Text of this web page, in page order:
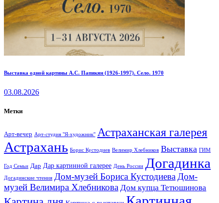
Выставка одной картины А.С. Папикян (1926-1997). Село. 1970
03.08.2026
Метки
Арт-вечер Арт-студия "Я-художник" Астраханская галерея
Астрахань Борис Кустодиев Велимир Хлебников Выставка ГИМ
Год Семьи Дар Дар картинной галерее День России Догадинка
Догадинские чтения Дом-музей Бориса КустодиеваДом-
музей Велимира Хлебникова Дом купца Тетюшинова